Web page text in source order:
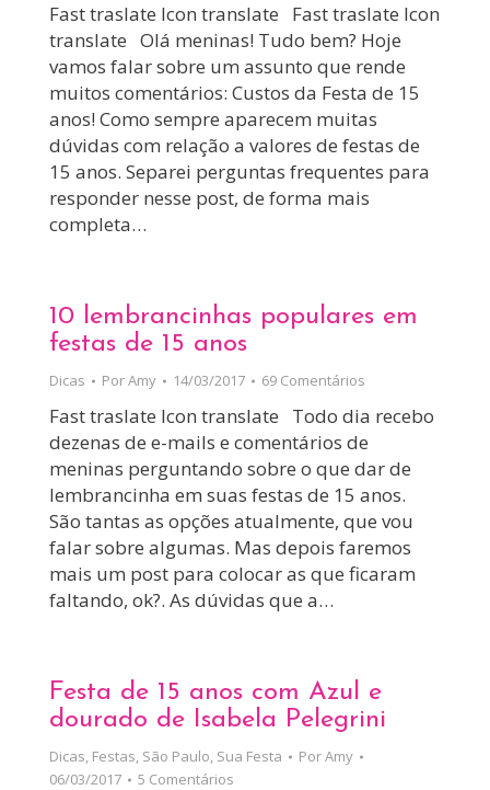
Fast traslate Icon translate Fast traslate Icon
translate Olá meninas! Tudo bem? Hoje
vamos falar sobre um assunto que rende
muitos comentários: Custos da Festa de 15
anos! Como sempre aparecem muitas
dúvidas com relação a valores de festas de
15 anos. Separei perguntas frequentes para
responder nesse post, de forma mais
completa…
10 lembrancinhas populares em
festas de 15 anos
Dicas PorAmy 14/03/2017 69 Comentários
Fast traslate Icon translate Todo dia recebo
dezenas de e-mails e comentários de
meninas perguntando sobre o que dar de
lembrancinha em suas festas de 15 anos.
São tantas as opções atualmente, que vou
falar sobre algumas. Mas depois faremos
mais um post para colocar as que ficaram
faltando, ok?. As dúvidas que a…
Festa de 15 anos com Azul e
dourado de Isabela Pelegrini
Dicas, Festas, São Paulo, Sua Festa PorAmy
06/03/2017
5 Comentários